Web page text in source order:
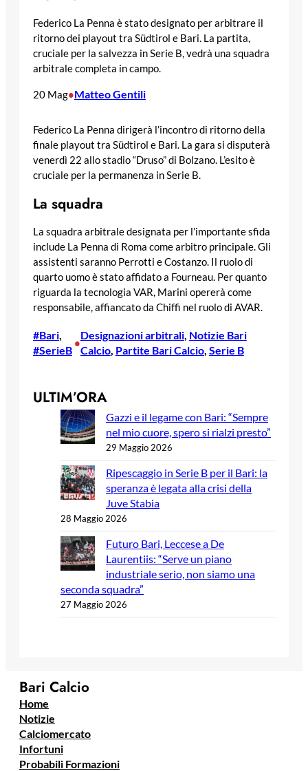
Federico La Penna è stato designato per arbitrare il
ritorno dei playout tra Südtirol e Bari. La partita,
cruciale per la salvezza in Serie B, vedrà una squadra
arbitrale completa in campo.
20 Mag•Matteo Gentili
Federico La Penna dirigerà l’incontro di ritorno della
finale playout tra Südtirol e Bari. La gara si disputerà
venerdì 22 allo stadio “Druso” di Bolzano. L’esito è
cruciale per la permanenza in Serie B.
La squadra
La squadra arbitrale designata per l’importante sfida
include La Penna di Roma come arbitro principale. Gli
assistenti saranno Perrotti e Costanzo. Il ruolo di
quarto uomo è stato affidato a Fourneau. Per quanto
riguarda la tecnologia VAR, Marini opererà come
responsabile, affiancato da Chiffi nel ruolo di AVAR.
#Bari
#SerieB
•
Designazioni arbitrali, Notizie Bari
Calcio, Partite Bari Calcio, Serie B
ULTIM’ORA
Gazzi e il legame con Bari: “Sempre
nel mio cuore, spero si rialzi presto”
29 Maggio 2026
Ripescaggio in Serie B per il Bari: la
speranza è legata alla crisi della
Juve Stabia
28 Maggio 2026
Futuro Bari, Leccese a De
Laurentiis: “Serve un piano
industriale serio, non siamo una
seconda squadra”
27 Maggio 2026
Bari Calcio
Home
Notizie
Calciomercato
Infortuni
Probabili Formazioni